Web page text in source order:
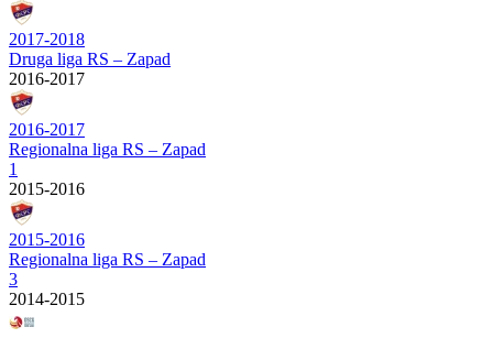
2017-2018
Druga liga RS – Zapad
2016-2017
2016-2017
Regionalna liga RS – Zapad
1
2015-2016
2015-2016
Regionalna liga RS – Zapad
3
2014-2015